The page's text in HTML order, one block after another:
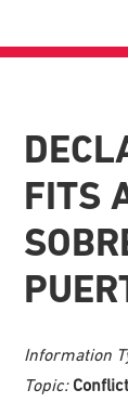
FITS
Information
Topic: Conflict